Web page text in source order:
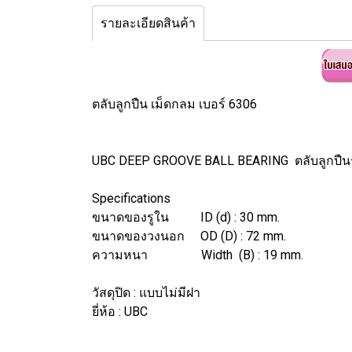
รายละเอียดสินค้า
ตลับลูกปืน เม็ดกลม เบอร์ 6306
UBC DEEP GROOVE BALL BEARING ตลับลูกปื
Specifications
ขนาดของรูใน ID (d) : 30 mm.
ขนาดของวงนอก OD (D) : 72 mm.
ความหนา Width (B) : 19 mm.
วัสดุปิด : แบบไม่มีฝา
ยี่ห้อ : UBC